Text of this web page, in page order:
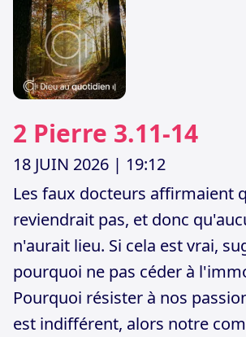
2 Pierre 3.11-14
18 JUIN 2026 | 19:12
Les faux docteurs affirmaient
reviendrait pas, et donc
n'aurait lieu. Si cela est vrai,
pourquoi ne pas céder à
Pourquoi résister à nos
est indifférent, alors notre